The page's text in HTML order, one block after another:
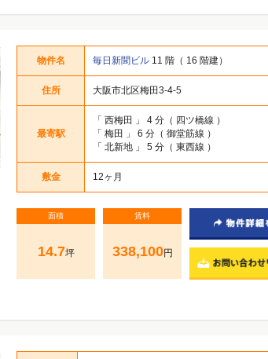
物件名 毎日新聞ビル 11 階（ 16 階建）
住所 大阪市北区梅田3-4-5
最寄駅
「 西梅田
」 4 分（ 四ツ橋線 ）
「 梅田
」 6 分（ 御堂筋線 ）
「 北新地 」 5 分（ 東西線 ）
敷金 12ヶ月
面積
14.7坪
賃料
338,100円